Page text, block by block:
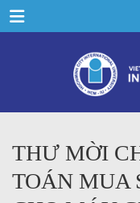
Menu
THƯ MỜI
TOÁN MUA